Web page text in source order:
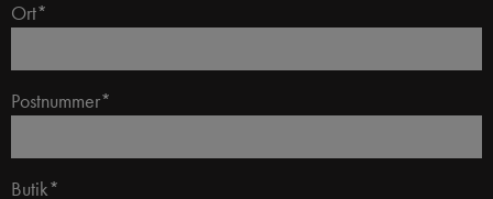
Ort*
Postnummer*
Butik*